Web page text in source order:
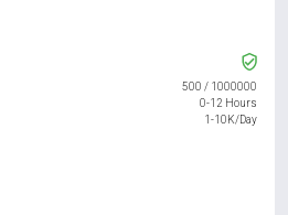
500 / 1000000
0-12 Hours
1-10K/Day